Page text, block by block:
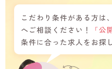
こだわり条件がある方は
へご相談ください！
「公
条件に合った求人をお探